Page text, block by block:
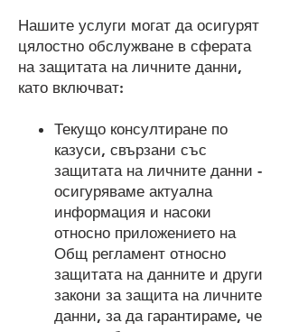
Нашите услуги могат да осигурят
цялостно обслужване в сферата
на защитата на личните данни,
като включват:
Текущо консултиране по
казуси, свързани със
защитата на личните данни -
осигуряваме актуална
информация и насоки
относно приложението на
Общ регламент относно
защитата на данните и други
закони за защита на личните
данни, за да гарантираме, че